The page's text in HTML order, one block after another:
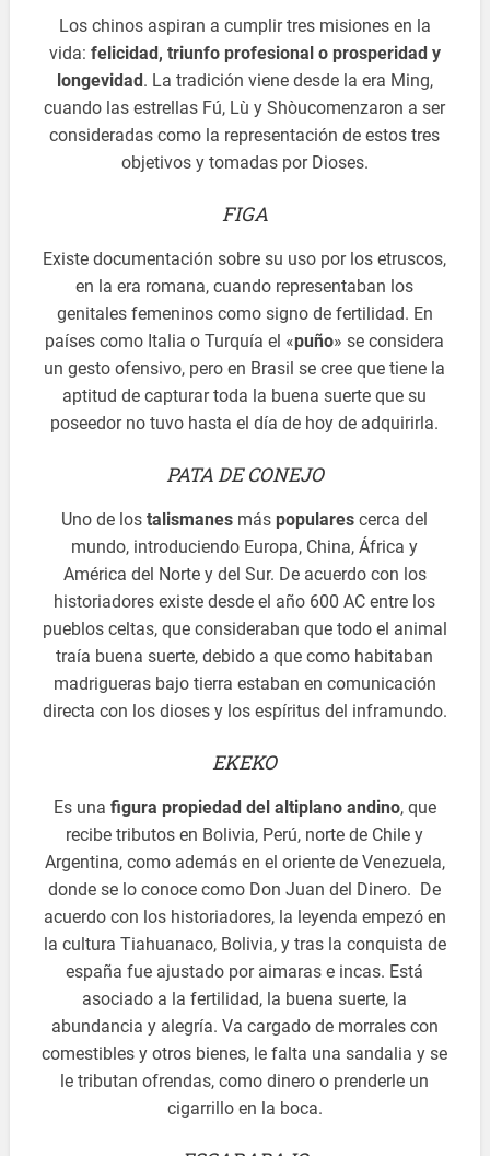
Los chinos aspiran a cumplir tres misiones en la
vida: felicidad, triunfo profesional o prosperidad y
longevidad. La tradición viene desde la era Ming,
cuando las estrellas Fú, Lù y Shòucomenzaron a ser
consideradas como la representación de estos tres
objetivos y tomadas por Dioses.
FIGA
Existe documentación sobre su uso por los etruscos,
en la era romana, cuando representaban los
genitales femeninos como signo de fertilidad. En
países como Italia o Turquía el «puño» se considera
un gesto ofensivo, pero en Brasil se cree que tiene la
aptitud de capturar toda la buena suerte que su
poseedor no tuvo hasta el día de hoy de adquirirla.
PATA DE CONEJO
Uno de lostalismanes máspopulares cerca del
mundo, introduciendo Europa, China, África y
América del Norte y del Sur. De acuerdo con los
historiadores existe desde el año 600 AC entre los
pueblos celtas, que consideraban que todo el animal
traía buena suerte, debido a que como habitaban
madrigueras bajo tierra estaban en comunicación
directa con los dioses y los espíritus del inframundo.
EKEKO
Es una figura propiedad del altiplano andino, que
recibe tributos en Bolivia, Perú, norte de Chile y
Argentina, como además en el oriente de Venezuela,
donde se lo conoce como Don Juan del Dinero. De
acuerdo con los historiadores, la leyenda empezó en
la cultura Tiahuanaco, Bolivia, y tras la conquista de
españa fue ajustado por aimaras e incas. Está
asociado a la fertilidad, la buena suerte, la
abundancia y alegría. Va cargado de morrales con
comestibles y otros bienes, le falta una sandalia y se
le tributan ofrendas, como dinero o prenderle un
cigarrillo en la boca.